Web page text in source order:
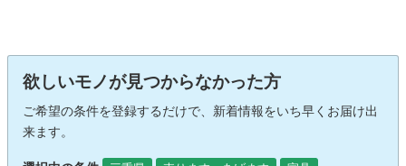
欲しいモノが見つからなかった方
ご希望の条件を登録するだけで、新着情報をいち早くお届け出
来ます。